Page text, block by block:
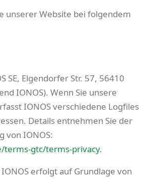
unserer Website bei folgendem
SE, Elgendorfer Str. 57, 56410
IONOS). Wenn Sie unsere
IONOS verschiedene Logfiles
Details entnehmen Sie der
von IONOS:
terms-gtc/terms-privacy.
erfolgt auf Grundlage von